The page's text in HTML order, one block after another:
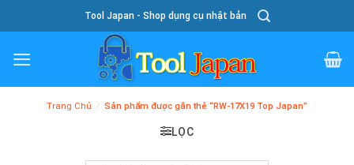
To
Content
Tool Japan - Shop dụng cụ nhật bản
Trang Chủ / Sản phẩm được gắn thẻ “RW-17X19 Top Japan”
LỌC